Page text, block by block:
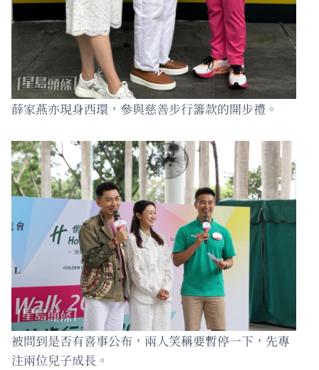
薛家燕亦現身西環，參與慈善步行籌款的開步禮。
被問到是否有喜事公布，兩人笑稱要暫停一下，先專
注兩位兒子成長。